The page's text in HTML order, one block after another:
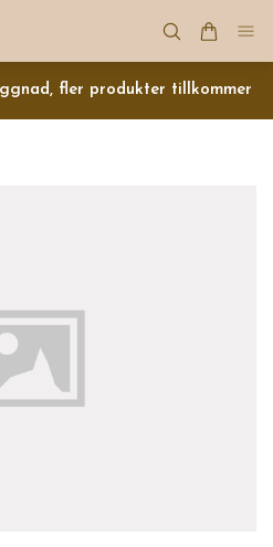
fler produkter tillkommer